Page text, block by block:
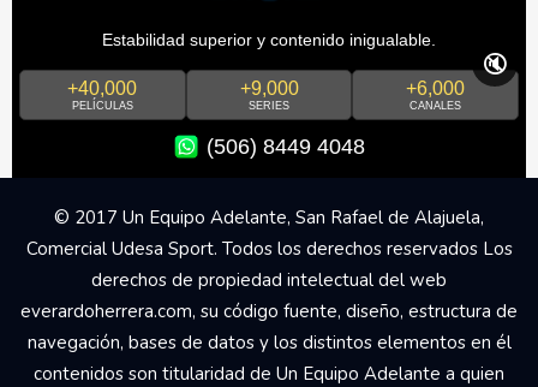
Estabilidad superior y contenido inigualable.
+40,000
PELÍCULAS
+9,000
SERIES
+6,000
CANALES
(506) 8449 4048
🔇
© 2017 Un Equipo Adelante, San Rafael de Alajuela,
Comercial Udesa Sport. Todos los derechos reservados Los
derechos de propiedad intelectual del web
everardoherrera.com, su código fuente, diseño, estructura de
navegación, bases de datos y los distintos elementos en él
contenidos son titularidad de Un Equipo Adelante a quien